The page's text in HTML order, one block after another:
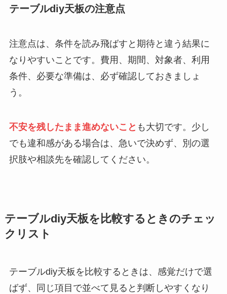
テーブルdiy天板の注意点
注意点は、条件を読み飛ばすと期待と違う結果に
なりやすいことです。費用、期間、対象者、利用
条件、必要な準備は、必ず確認しておきましょ
う。
不安を残したまま進めないこと も大切です。少し
でも違和感がある場合は、急いで決めず、別の選
択肢や相談先を確認してください。
テーブルdiy天板を比較するときのチェッ
クリスト
テーブルdiy天板を比較するときは、感覚だけで選
ばず、同じ項目で並べて見ると判断しやすくなり